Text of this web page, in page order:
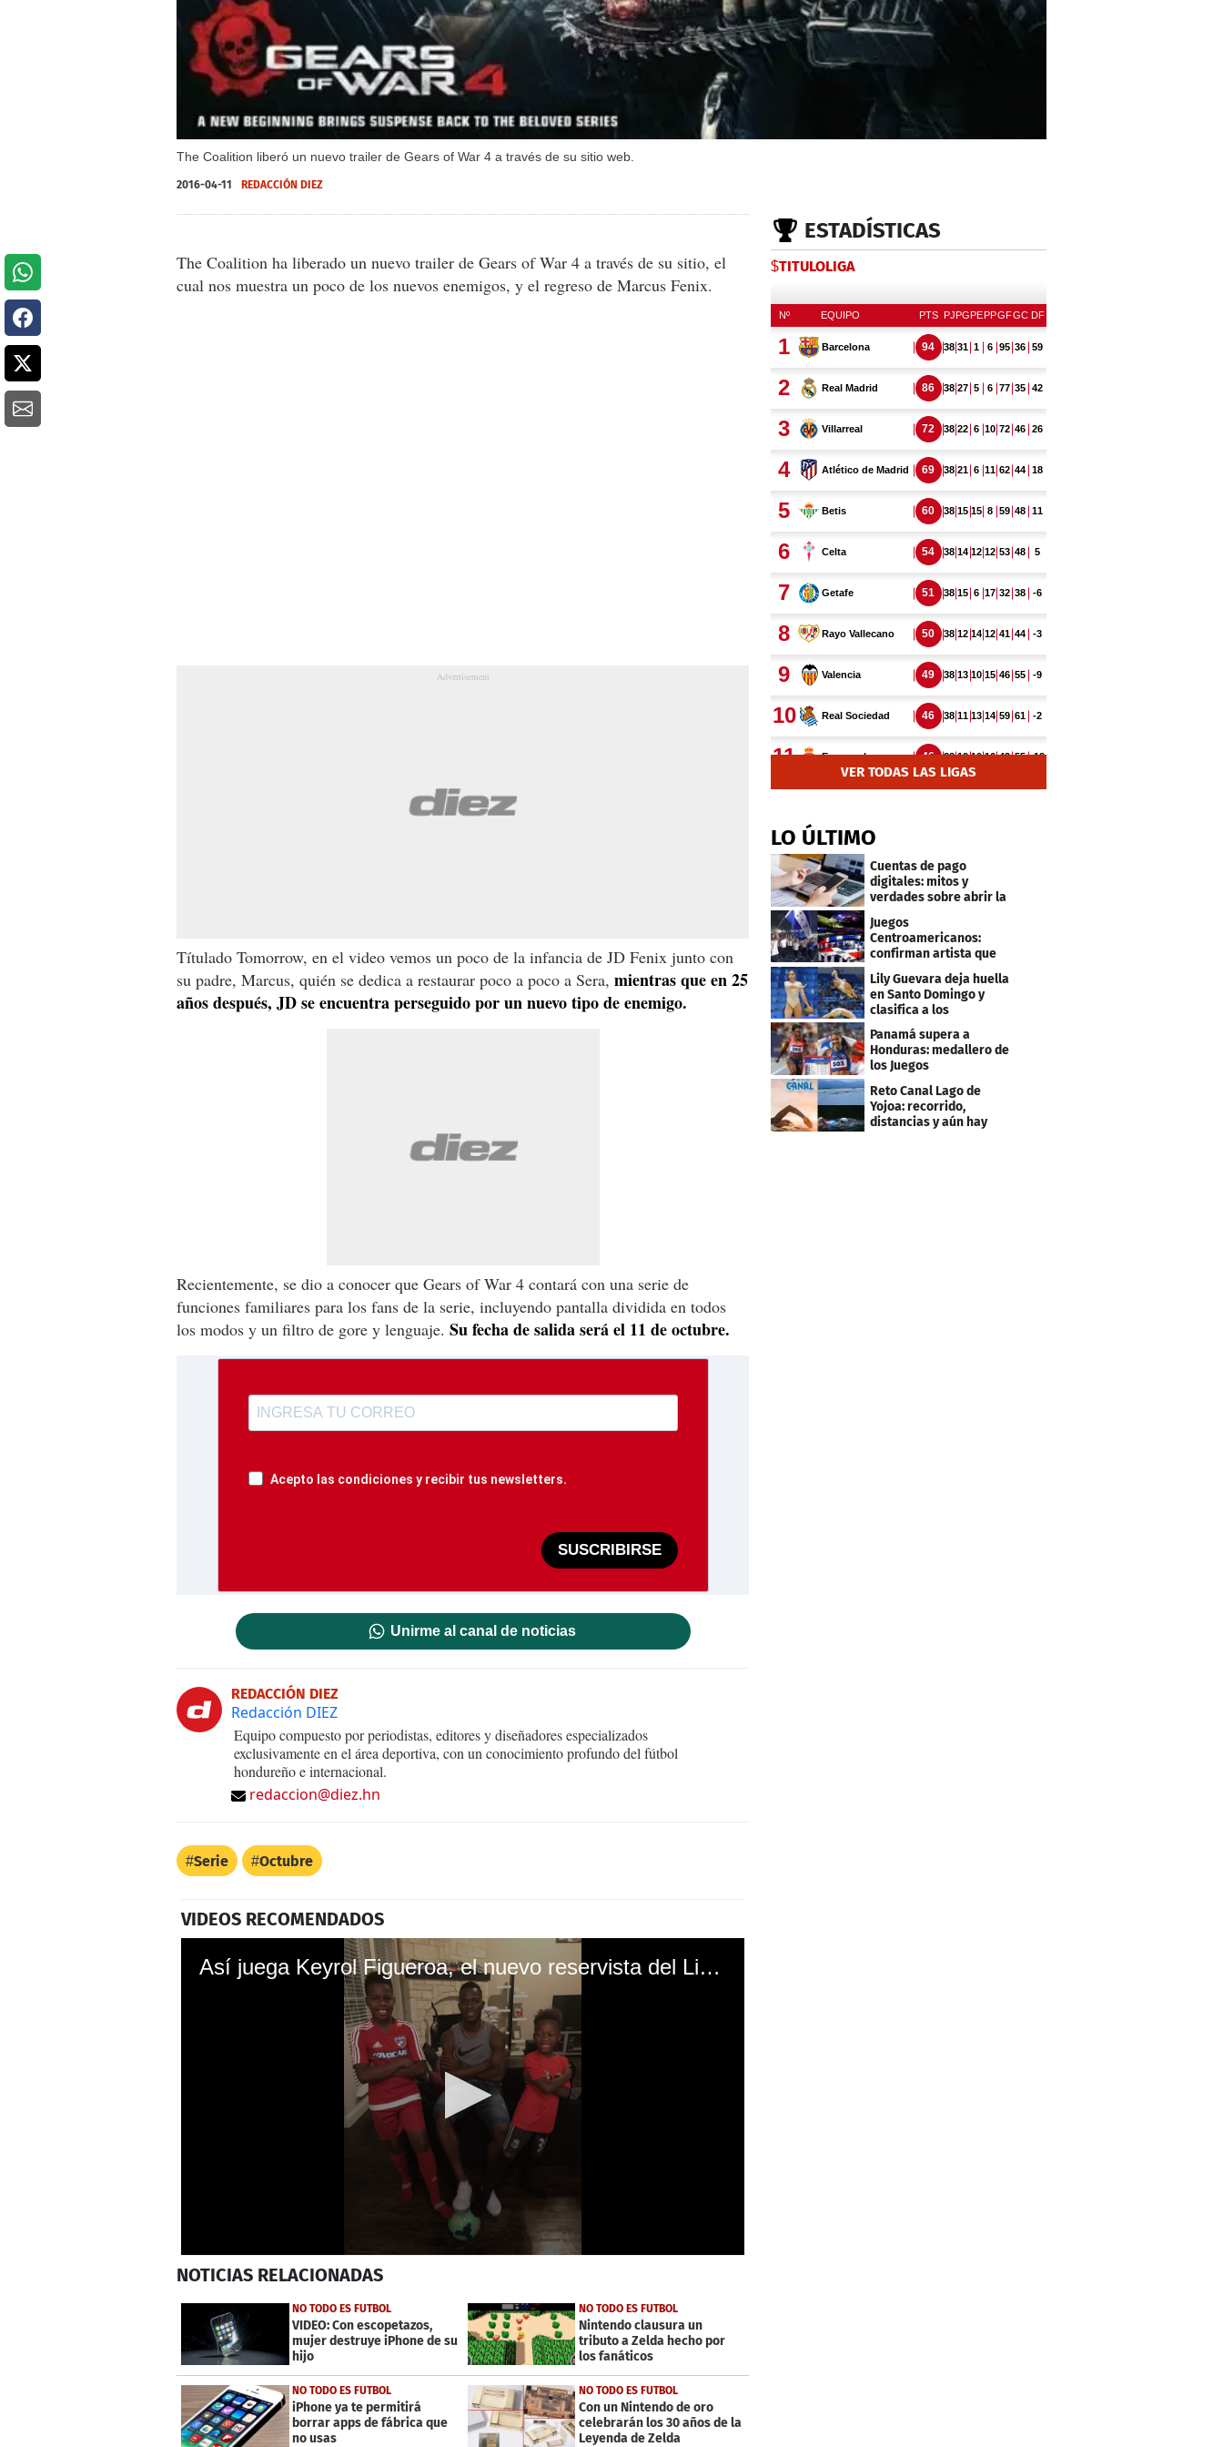
The Coalition liberó un nuevo trailer de Gears of War 4 a través de su sitio web.
2016-04-11 REDACCIÓN DIEZ
The Coalition ha liberado un nuevo trailer de Gears of War 4 a través de su sitio, el
cual nos muestra un poco de los nuevos enemigos, y el regreso de Marcus Fenix.
Títulado Tomorrow, en el video vemos un poco de la infancia de JD Fenix junto con
su padre, Marcus, quién se dedica a restaurar poco a poco a Sera, mientras que en 25
años después, JD se encuentra perseguido por un nuevo tipo de enemigo.
Recientemente, se dio a conocer que Gears of War 4 contará con una serie de
funciones familiares para los fans de la serie, incluyendo pantalla dividida en todos
los modos y un filtro de gore y lenguaje. Su fecha de salida será el 11 de octubre.
Acepto las condiciones y recibir tus newsletters.
SUSCRIBIRSE
Unirme al canal de noticias
REDACCIÓN DIEZ
Redacción DIEZ
Equipo compuesto por periodistas, editores y diseñadores especializados
exclusivamente en el área deportiva, con un conocimiento profundo del fútbol
hondureño e internacional.
redaccion@diez.hn
Serie Octubre
VIDEOS RECOMENDADOS
Así juega Keyrol Figueroa, el nuevo reservista del Liverpool
seconds
40
secondsVolume
NOTICIAS RELACIONADAS
NO TODO ES FUTBOL
VIDEO: Con escopetazos,
mujer destruye iPhone de su
hijo
NO TODO ES FUTBOL
Nintendo clausura un
tributo a Zelda hecho por
los fanáticos
NO TODO ES FUTBOL
iPhone ya te permitirá
borrar apps de fábrica que
no usas
NO TODO ES FUTBOL
Con un Nintendo de oro
celebrarán los 30 años de la
Leyenda de Zelda
ESTADÍSTICAS
$TITULOLIGA
VER TODAS LAS LIGAS
LO ÚLTIMO
Cuentas de pago
digitales: mitos y
verdades sobre abrir la
Juegos
Centroamericanos:
confirman artista que
cantará en la ceremonia
de clausura
Lily Guevara deja huella
en Santo Domingo y
clasifica a los
Panamericanos de Lima
2027
Panamá supera a
Honduras: medallero de
los Juegos
Centroamericanos
Reto Canal Lago de
Yojoa: recorrido,
distancias y aún hay